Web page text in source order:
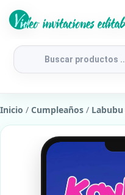
Búsqueda
productos
Inicio / Cumpleaños / Labubu